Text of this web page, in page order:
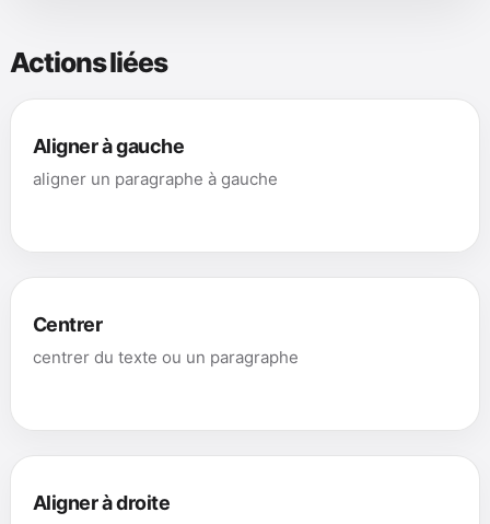
Actions liées
Aligner à gauche
aligner un paragraphe à gauche
Centrer
centrer du texte ou un paragraphe
Aligner à droite